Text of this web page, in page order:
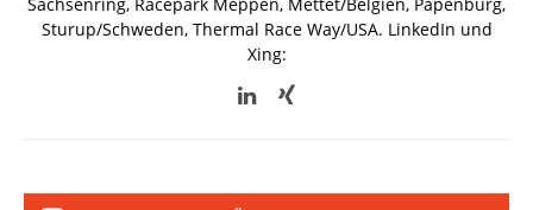
Sturup/Schweden, Thermal Race Way/USA. LinkedIn und
Xing: